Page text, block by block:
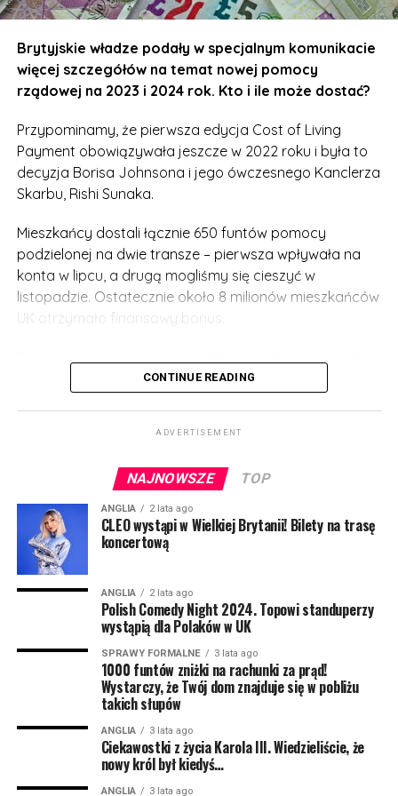
Brytyjskie władze podały w specjalnym komunikacie
więcej szczegółów na temat nowej pomocy
rządowej na 2023 i 2024 rok. Kto i ile może dostać?
Przypominamy, że pierwsza edycja Cost of Living
Payment obowiązywała jeszcze w 2022 roku i była to
decyzja Borisa Johnsona i jego ówczesnego Kanclerza
Skarbu, Rishi Sunaka.
Mieszkańcy dostali łącznie 650 funtów pomocy
podzielonej na dwie transze – pierwsza wpływała na
konta w lipcu, a drugą mogliśmy się cieszyć w
listopadzie. Ostatecznie około 8 milionów mieszkańców
UK otrzymało finansowy bonus.
Living Payment została oficjalnie zatwierdzona, a
Osoby pobierające benefity wypłacane na podstawie
wczesną wiosną 2023. Będzie to kwota 301 funtów.
Następna transza będzie wypłacana jesienią 2023 i
tym razem otrzymamy 300 funtów. Z kolei wiosną 2024
roku mieszkańcy mogą liczyć na kolejny bonus – tym
razem 299 funtów.
Z jednej strony wiadomość, że władze planują pomoc
w wysokości aż 900 funtów może cieszyć. Z drugiej
strony jej podzielenie aż na trzy transze oznacza, że
więcej pomocy w 2023 roku raczej nie będzie.
Przynajmniej nie dla osób pobierających Universal
Credit. Na wyższe kwoty mogą liczyć emeryci oraz
osoby niepełnosprawne.
CONTINUE READING
ADVERTISEMENT
NAJNOWSZE TOP
ANGLIA 2 lata ago
CLEO wystąpi w Wielkiej Brytanii! Bilety na trasę
koncertową
ANGLIA 2 lata ago
Polish Comedy Night 2024. Topowi standuperzy
wystąpią dla Polaków w UK
SPRAWY FORMALNE 3 lata ago
1000 funtów zniżki na rachunki za prąd!
Wystarczy, że Twój dom znajduje się w pobliżu
takich słupów
ANGLIA 3 lata ago
Ciekawostki z życia Karola III. Wiedzieliście, że
nowy król był kiedyś…
ANGLIA 3 lata ago